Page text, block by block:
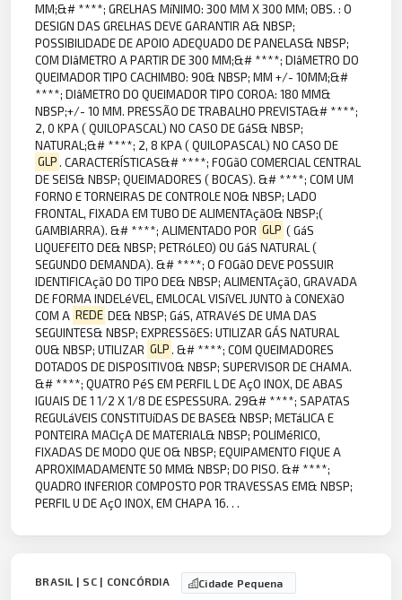
MM;&# ****; GRELHAS MíNIMO: 300 MM X 300 MM; OBS. : O
DESIGN DAS GRELHAS DEVE GARANTIR A& NBSP;
POSSIBILIDADE DE APOIO ADEQUADO DE PANELAS& NBSP;
COM DIâMETRO A PARTIR DE 300 MM;&# ****; DIâMETRO DO
QUEIMADOR TIPO CACHIMBO: 90& NBSP; MM +/- 10MM;&#
****; DIâMETRO DO QUEIMADOR TIPO COROA: 180 MM&
NBSP;+/- 10 MM. PRESSÃO DE TRABALHO PREVISTA&# ****;
2, 0 KPA ( QUILOPASCAL) NO CASO DE GáS& NBSP;
NATURAL;&# ****; 2, 8 KPA ( QUILOPASCAL) NO CASO DE
GLP. CARACTERÍSTICAS&# ****; FOGãO COMERCIAL CENTRAL
DE SEIS& NBSP; QUEIMADORES ( BOCAS). &# ****; COM UM
FORNO E TORNEIRAS DE CONTROLE NO& NBSP; LADO
FRONTAL, FIXADA EM TUBO DE ALIMENTAçãO& NBSP;(
GAMBIARRA). &# ****; ALIMENTADO POR GLP ( GáS
LIQUEFEITO DE& NBSP; PETRóLEO) OU GáS NATURAL (
SEGUNDO DEMANDA). &# ****; O FOGãO DEVE POSSUIR
IDENTIFICAçãO DO TIPO DE& NBSP; ALIMENTAçãO, GRAVADA
DE FORMA INDELéVEL, EMLOCAL VISíVEL JUNTO à CONEXãO
COM A REDE DE& NBSP; GáS, ATRAVéS DE UMA DAS
SEGUINTES& NBSP; EXPRESSõES: UTILIZAR GÁS NATURAL
OU& NBSP; UTILIZAR GLP. &# ****; COM QUEIMADORES
DOTADOS DE DISPOSITIVO& NBSP; SUPERVISOR DE CHAMA.
&# ****; QUATRO PéS EM PERFIL L DE AçO INOX, DE ABAS
IGUAIS DE 1 1/2 X 1/8 DE ESPESSURA. 29&# ****; SAPATAS
REGULáVEIS CONSTITUíDAS DE BASE& NBSP; METáLICA E
PONTEIRA MACIçA DE MATERIAL& NBSP; POLIMéRICO,
FIXADAS DE MODO QUE O& NBSP; EQUIPAMENTO FIQUE A
APROXIMADAMENTE 50 MM& NBSP; DO PISO. &# ****;
QUADRO INFERIOR COMPOSTO POR TRAVESSAS EM& NBSP;
PERFIL U DE AçO INOX, EM CHAPA 16. . .
BRASIL | SC | CONCÓRDIA Cidade Pequena